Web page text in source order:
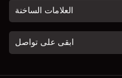
العلامات الساخنة
ابقى على تواصل